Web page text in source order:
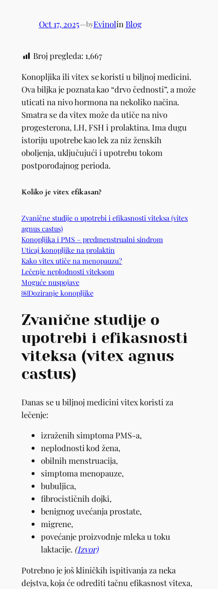
Oct 17, 2025—byEvinolin Blog
Broj pregleda: 1,667
Konopljika ili vitex se koristi u biljnoj medicini.
Ova biljka je poznata kao “drvo čednosti”, a može
uticati na nivo hormona na nekoliko načina.
Smatra se da vitex može da utiče na nivo
progesterona, LH, FSH i prolaktina. Ima dugu
istoriju upotrebe kao lek za niz ženskih
oboljenja, uključujući i upotrebu tokom
postporođajnog perioda.
Koliko je vitex efikasan?
Zvanične studije o upotrebi i efikasnosti viteksa (vitex
agnus castus)
Konopljika i PMS – predmenstrualni sindrom
Uticaj konopljike na prolaktin
Kako vitex utiče na menopauzu?
Lečenje neplodnosti viteksom
Moguće nuspojave
￼Doziranje konopljike
Zvanične studije o
upotrebi i efikasnosti
viteksa (vitex agnus
castus)
Danas se u biljnoj medicini vitex koristi za
lečenje:
izraženih simptoma PMS-a,
neplodnosti kod žena,
obilnih menstruacija,
simptoma menopauze,
bubuljica,
fibrocističnih dojki,
benignog uvećanja prostate,
migrene,
povećanje proizvodnje mleka u toku
laktacije. (Izvor)
Potrebno je još kliničkih ispitivanja za neka
dejstva, koja će odrediti tačnu efikasnost vitexa,